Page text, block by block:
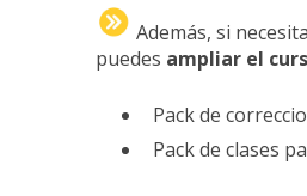
Además, si
puedes ampliar el
Pack de
Pack de clases